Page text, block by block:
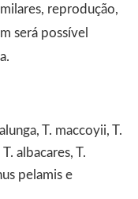
reprodução,
será possível
T. maccoyii, T.
albacares, T.
pelamis e